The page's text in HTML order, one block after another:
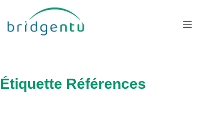
au
contenu
Étiquette Références